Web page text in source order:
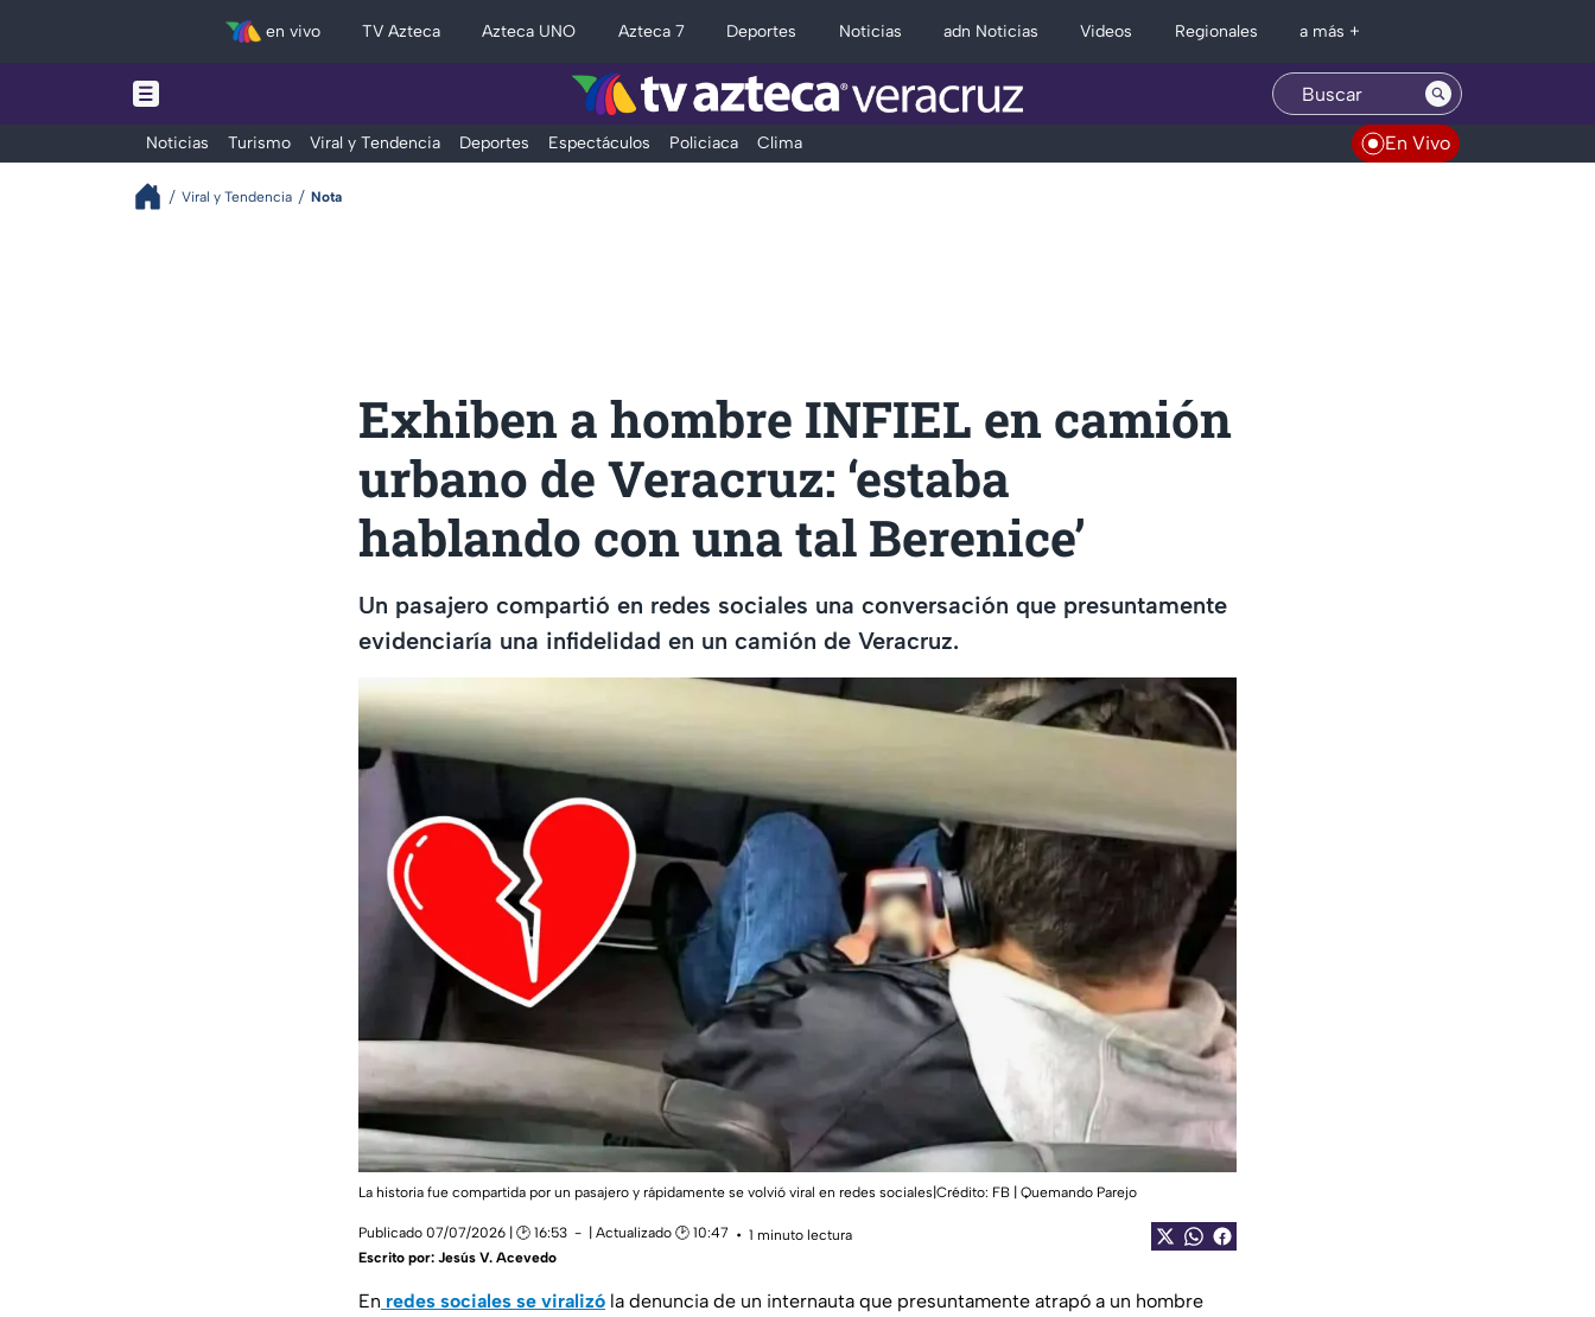
en vivo TV Azteca Azteca UNO Azteca 7 Deportes Noticias adn Noticias Videos Regionales a más +
Noticias Turismo Viral y Tendencia Deportes Espectáculos Policiaca Clima En Vivo
Viral y Tendencia Nota
Exhiben a hombre INFIEL en camión
urbano de Veracruz: ‘estaba
hablando con una tal Berenice’
Un pasajero compartió en redes sociales una conversación que presuntamente
evidenciaría una infidelidad en un camión de Veracruz.
La historia fue compartida por un pasajero y rápidamente se volvió viral en redes sociales|Crédito: FB | Quemando Parejo
Publicado 07/07/2026 | 🕑 16:53 | Actualizado 🕑 10:47
1 minuto lectura
Escrito por: Jesús V. Acevedo
En redes sociales se viralizó la denuncia de un internauta que presuntamente atrapó a un hombre